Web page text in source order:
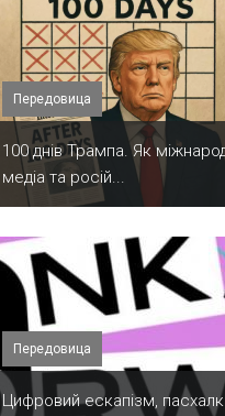
Передовица
100 днів Трампа. Як
медіа та росій...
Передовица
​Цифровий ескапізм,